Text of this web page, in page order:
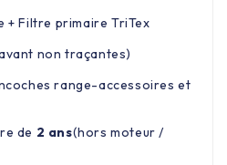
+ Filtre primaire TriTex
non traçantes)
range-accessoires et
de 2 ans(hors moteur /